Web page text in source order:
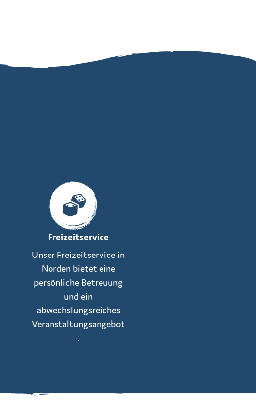
Freizeitservice
Unser Freizeitservice in
Norden bietet eine
persönliche Betreuung
und ein
abwechslungsreiches
Veranstaltungsangebot
.